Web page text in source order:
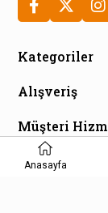
Kategoriler
Alışveriş
Müşteri
E-Bülten
Anasayfa